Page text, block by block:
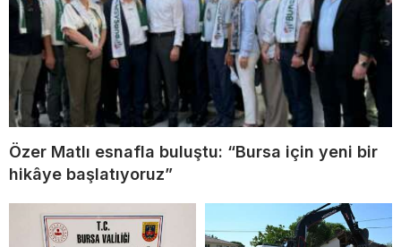
Özer Matlı esnafla buluştu: “Bursa için yeni bir
hikâye başlatıyoruz”